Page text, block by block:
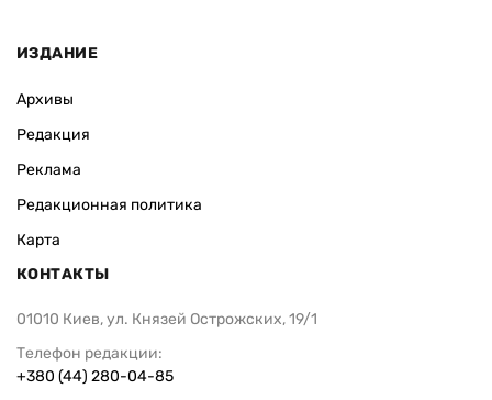
ИЗДАНИЕ
Архивы
Редакция
Реклама
Редакционная политика
Карта
КОНТАКТЫ
01010 Киев, ул. Князей Острожских, 19/1
Телефон редакции:
+380 (44) 280-04-85